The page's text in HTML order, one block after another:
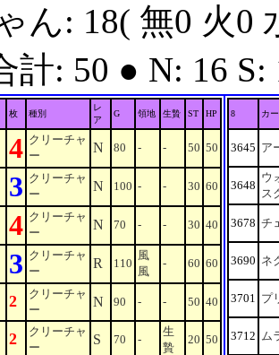
ん: 18( 無0 火0
計: 50 ● N: 16 S:
枚 種別
レ
ア
G 領地 生贄 ST HP
4 クリーチャ
ー
N 80 - - 50 50
3 クリーチャ
ー
N 100 - - 30 60
4 クリーチャ
ー
N 70 - - 30 40
3 クリーチャ
ー
R 110
風
風
- 60 60
2
クリーチャ
ー
N 90 - - 50 40
2
クリーチャ
ー
S 70 -
生
贄
20 50
8 カ
3645 ア
3648
ウ
ス
3678 チ
3690 ネ
3701 プ
3712 ム